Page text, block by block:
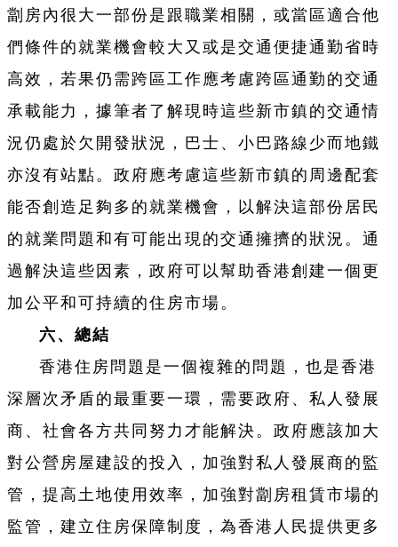
劏房內很大一部份是跟職業相關，或當區適合他
們條件的就業機會較大又或是交通便捷通勤省時
高效，若果仍需跨區工作應考慮跨區通勤的交通
承載能力，據筆者了解現時這些新市鎮的交通情
況仍處於欠開發狀況，巴士、小巴路線少而地鐵
亦沒有站點。政府應考慮這些新市鎮的周邊配套
能否創造足夠多的就業機會，以解決這部份居民
的就業問題和有可能出現的交通擁擠的狀況。通
過解決這些因素，政府可以幫助香港創建一個更
加公平和可持續的住房市場。
六、總結
香港住房問題是一個複雜的問題，也是香港
深層次矛盾的最重要一環，需要政府、私人發展
商、社會各方共同努力才能解決。政府應該加大
對公營房屋建設的投入，加強對私人發展商的監
管，提高土地使用效率，加強對劏房租賃市場的
監管，建立住房保障制度，為香港人民提供更多